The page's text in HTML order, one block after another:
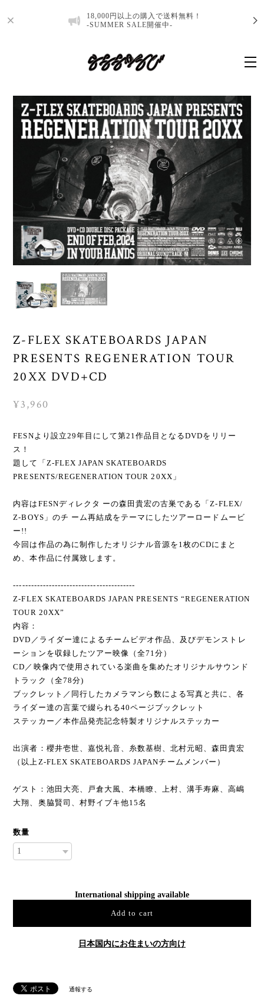
18,000円以上の購入で送料無料！
-SUMMER SALE開催中-
Z-FLEX SKATEBOARDS JAPAN
PRESENTS REGENERATION TOUR
20XX DVD+CD
¥3,960
FESNより設立29年目にして第21作品目となるDVDをリリー
ス！
題して「Z-FLEX JAPAN SKATEBOARDS
PRESENTS/REGENERATION TOUR 20XX」
内容はFESNディレクタ ーの森田貴宏の古巣である「Z-FLEX/
Z-BOYS」のチ ーム再結成をテーマにしたツアーロードムービ
ー!!
今回は作品の為に制作したオリジナル音源を1枚のCDにまと
め、本作品に付属致します。
-----------------------------------------
Z-FLEX SKATEBOARDS JAPAN PRESENTS “REGENERATION
TOUR 20XX”
内容：
DVD／ライダー達によるチームビデオ作品、及びデモンストレ
ーションを収録したツアー映像（全71分）
CD／映像内で使用されている楽曲を集めたオリジナルサウンド
トラック（全78分)
ブックレット／同行したカメラマンら数による写真と共に、各
ライダー達の言葉で綴られる40ページブックレット
ステッカー／本作品発売記念特製オリジナルステッカー
出演者：櫻井壱世、嘉悦礼音、糸数基樹、北村元昭、森田貴宏
（以上Z-FLEX SKATEBOARDS JAPANチームメンバー）
ゲスト：池田大亮、戸倉大風、本橋瞭、上村、溝手寿麻、高嶋
大翔、奥脇賢司、村野イブキ他15名
数量
International shipping available
Add to cart
日本国内にお住まいの方向け
通報する